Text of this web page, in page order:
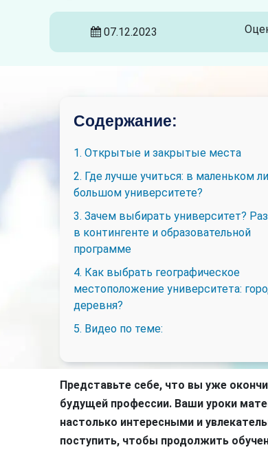
07.12.2023
Содержание:
1. Открытые и закрытые места
2. Где лучше учиться: в маленьком
большом университете?
3. Зачем выбирать университет?
в контингенте и образовательной
программе
4. Как выбрать географическое
местоположение университета:
деревня?
5. Видео по теме:
Представьте себе, что вы уже
будущей профессии. Ваши уроки
настолько интересными и
поступить, чтобы продолжить